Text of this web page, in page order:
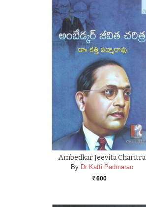
Ambedkar Jeevita Charitra
By Dr Katti Padmarao
Rs. 600